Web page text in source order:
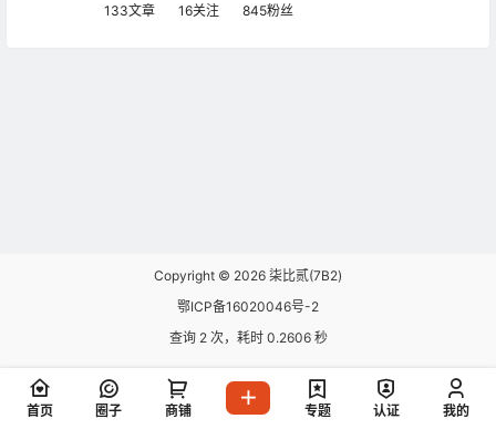
133文章 16关注 845粉丝
Copyright © 2026 柒比贰(7B2)
鄂ICP备16020046号-2
查询 2 次，耗时 0.2606 秒
首页 圈子 商铺 专题 认证 我的